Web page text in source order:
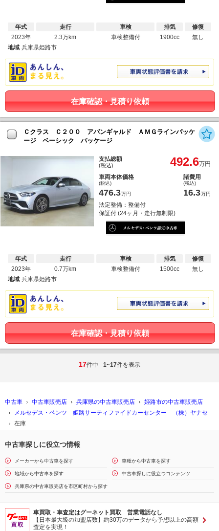
年式
2023年
走行
2.3万km
車検
車検整備付
排気
1900cc
修復
無し
地域 兵庫県姫路市
在庫確認・見積り依頼
Ｃクラス Ｃ２００ アバンギャルド ＡＭＧラインパッケ
ージ ベーシック パッケージ
支払総額
(税込) 492.6万円
車両本体価格
(税込)
476.3万円
諸費用
(税込)
16.3万円
法定整備：整備付
保証付 (24ヶ月・走行無制限)
年式
2023年
走行
0.7万km
車検
車検整備付
排気
1500cc
修復
無し
地域 兵庫県姫路市
在庫確認・見積り依頼
17件中 1~17件を表示
中古車 中古車販売店 兵庫県の中古車販売店
姫路市の中古車販売店
メルセデス・ベンツ 姫路サーティファイドカーセンター （株）ヤナセ
在庫
中古車探しに役立つ情報
メーカーから中古車を探す 車種から中古車を探す
地域から中古車を探す 中古車探しに役立つコンテンツ
兵庫県の中古車販売店を市区町村から探す
車買取・車査定はグーネット買取 営業電話なし
【日本最大級の加盟店数】約30万のデータから予想以上の高額
査定を実現！